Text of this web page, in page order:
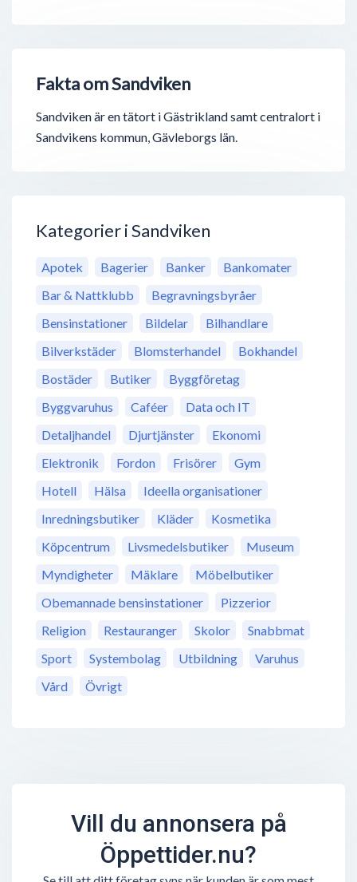
Fakta om Sandviken
Sandviken är en tätort i Gästrikland samt centralort i
Sandvikens kommun, Gävleborgs län.
Kategorier i Sandviken
Apotek Bagerier Banker
Bankomater
Bar & Nattklubb
Begravningsbyråer
Bensinstationer
Bildelar
Bilhandlare
Bilverkstäder
Blomsterhandel
Bokhandel
Bostäder
Butiker
Byggföretag
Byggvaruhus
Caféer
Data och IT
Detaljhandel
Djurtjänster
Ekonomi
Elektronik
Fordon Frisörer
Gym
Hotell
Hälsa
Ideella organisationer
Inredningsbutiker
Kläder
Kosmetika
Köpcentrum
Livsmedelsbutiker
Museum
Myndigheter
Mäklare
Möbelbutiker
Obemannade bensinstationer
Pizzerior
Religion
Restauranger Skolor
Snabbmat
Sport
Systembolag Utbildning
Varuhus
Vård
Övrigt
Vill du annonsera på
Öppettider.nu?